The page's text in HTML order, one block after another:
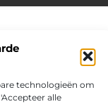
technologieën om
alle